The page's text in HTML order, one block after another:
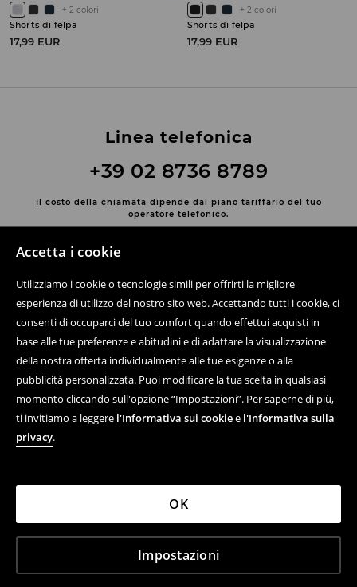
Accetta i cookie
Utilizziamo i cookie o tecnologie simili per offrirti la migliore
esperienza di utilizzo del nostro sito web. Accettando tutti i cookie, ci
consenti di occuparci del tuo comfort quando effettui acquisti in
base alle tue preferenze e abitudini e di adattare la visualizzazione
della nostra offerta individualmente alle tue esigenze o alla
pubblicità personalizzata. Puoi modificare la tua scelta in qualsiasi
momento cliccando sull'opzione “Impostazioni”. Per saperne di più,
ti invitiamo a leggere l'Informativa sui cookiee l'Informativa sulla
privacy.
Impostazioni
OK
+ 2 colori
Shorts di felpa
17,99 EUR
+ 2 colori
Shorts di felpa
17,99 EUR
Linea telefonica
+39 02 8736 8789
Il costo della chiamata dipende dal piano tariffario del tuo
operatore telefonico.
Scopri di più su House
Aiuto e contatto
Acquisto online di prodotti
Regolamenti
LPP ITALY S.R.L. C.F., 12462180964, VIA STILICONE 20,
20154 MILANO (MI)